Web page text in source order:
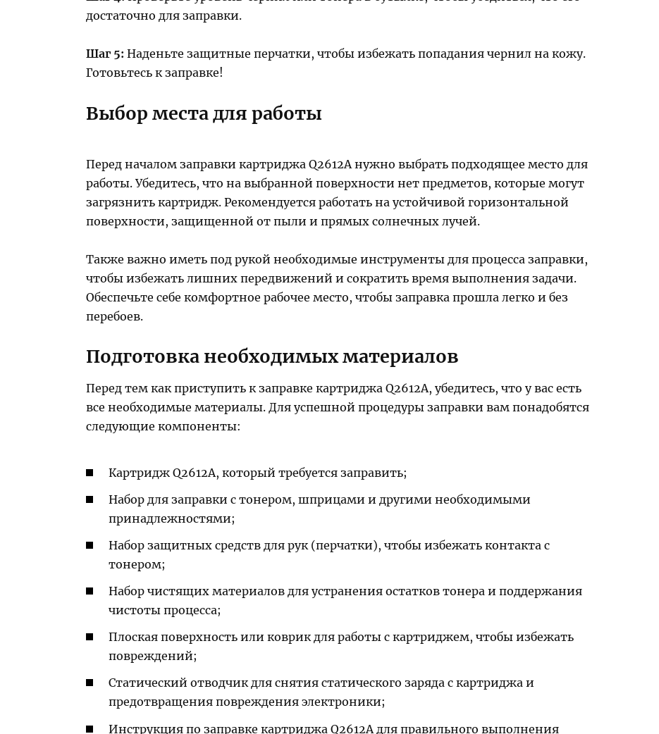
достаточно для заправки.
Шаг 5: Наденьте защитные перчатки, чтобы избежать попадания чернил на кожу.
Готовьтесь к заправке!
Выбор места для работы
Перед началом заправки картриджа Q2612A нужно выбрать подходящее место для
работы. Убедитесь, что на выбранной поверхности нет предметов, которые могут
загрязнить картридж. Рекомендуется работать на устойчивой горизонтальной
поверхности, защищенной от пыли и прямых солнечных лучей.
Также важно иметь под рукой необходимые инструменты для процесса заправки,
чтобы избежать лишних передвижений и сократить время выполнения задачи.
Обеспечьте себе комфортное рабочее место, чтобы заправка прошла легко и без
перебоев.
Подготовка необходимых материалов
Перед тем как приступить к заправке картриджа Q2612A, убедитесь, что у вас есть
все необходимые материалы. Для успешной процедуры заправки вам понадобятся
следующие компоненты:
Картридж Q2612A, который требуется заправить;
Набор для заправки с тонером, шприцами и другими необходимыми
принадлежностями;
Набор защитных средств для рук (перчатки), чтобы избежать контакта с
тонером;
Набор чистящих материалов для устранения остатков тонера и поддержания
чистоты процесса;
Плоская поверхность или коврик для работы с картриджем, чтобы избежать
повреждений;
Статический отводчик для снятия статического заряда с картриджа и
предотвращения повреждения электроники;
Инструкция по заправке картриджа Q2612A для правильного выполнения